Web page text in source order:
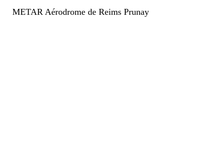
METAR Aérodrome de Reims Prunay